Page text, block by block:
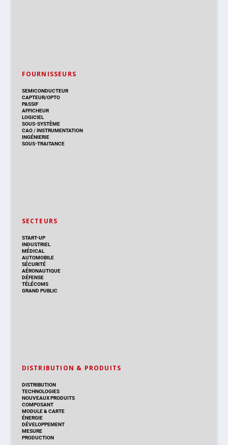
FOURNISSEURS
SEMICONDUCTEUR
CAPTEUR/OPTO
PASSIF
AFFICHEUR
LOGICIEL
SOUS-SYSTÈME
CAO/INSTRUMENTATION
INGÉNIERIE
SOUS-TRAITANCE
SECTEURS
START-UP
INDUSTRIEL
MÉDICAL
AUTOMOBILE
SÉCURITÉ
AÉRONAUTIQUE
DÉFENSE
TÉLÉCOMS
GRAND PUBLIC
DISTRIBUTION & PRODUITS
DISTRIBUTION
TECHNOLOGIES
NOUVEAUX PRODUITS
COMPOSANT
MODULE & CARTE
ÉNERGIE
DÉVELOPPEMENT
MESURE
PRODUCTION